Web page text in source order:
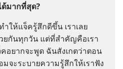
มาก​ที่​สุด?
ให้​แจ็ค​รู้สึก​ดี​ขึ้น เรา​เลย​
ย​กัน​ทุก​วัน แต่​ที่​สำคัญ​คือ​เรา​
อ​ยาก​จะ​พูด ฉัน​สังเกต​ว่า​ตอน​
จะ​ระบาย​ความ​รู้สึก​ให้​เรา​ฟัง